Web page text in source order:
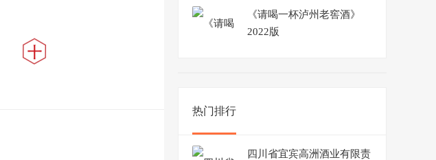
《请喝一杯泸州老窖酒》
2022版
热门排行
四川省宜宾高洲酒业有限责